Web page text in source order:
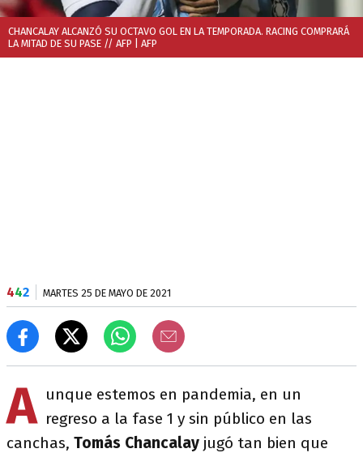
CHANCALAY ALCANZÓ SU OCTAVO GOL EN LA TEMPORADA. RACING COMPRARÁ
LA MITAD DE SU PASE // AFP | AFP
442 MARTES 25 DE MAYO DE 2021
A unque estemos en pandemia, en un
regreso a la fase 1 y sin público en las
canchas, Tomás Chancalay jugó tan bien que